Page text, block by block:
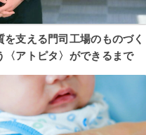
を支える門司工場のものづく
〈アトピタ〉ができるまで